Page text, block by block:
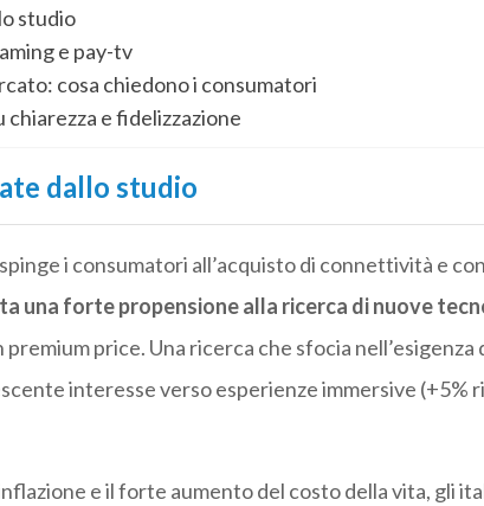
studio
e pay-tv
cosa chiedono i consumatori
chiarezza e fidelizzazione
dallo studio
i consumatori all’acquisto di connettività e
una forte propensione alla ricerca di nuove
price. Una ricerca che sfocia nell’esigenza
interesse verso esperienze immersive (+5%
e il forte aumento del costo della vita, gli